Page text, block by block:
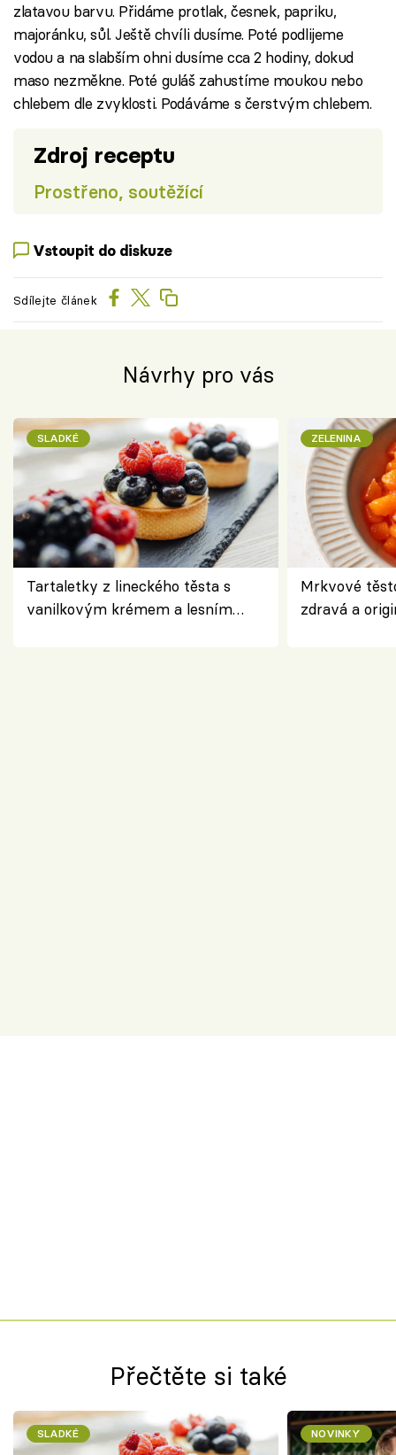
zlatavou barvu. Přidáme protlak, česnek, papriku,
majoránku, sůl. Ještě chvíli dusíme. Poté podlijeme
vodou a na slabším ohni dusíme cca 2 hodiny, dokud
maso nezměkne. Poté guláš zahustíme moukou nebo
chlebem dle zvyklosti. Podáváme s čerstvým chlebem.
Zdroj receptu
Prostřeno, soutěžící
Vstoupit do diskuze
Sdílejte článek
Návrhy pro vás
SLADKÉ
Tartaletky z lineckého těsta s
vanilkovým krémem a lesním
ZELENINA
Mrkvové
zdravá a
Přečtěte si také
SLADKÉ NOVINKY